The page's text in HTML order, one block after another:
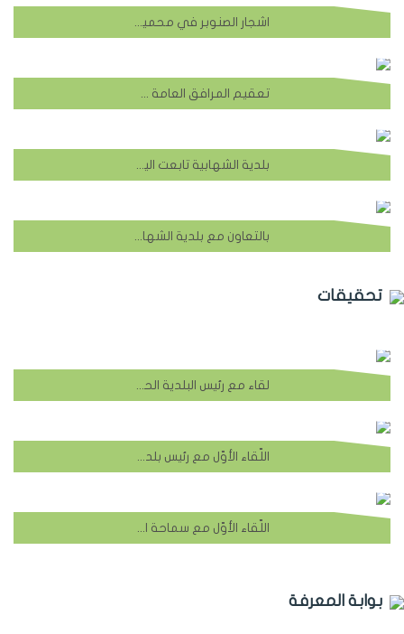
اشجار الصنوبر في محميات بلدة الشهابية
تعقيم المرافق العامة في البلدة
بلدية الشهابية تابعت اليوم حملة التعقيم
بالتعاون مع بلدية الشهابية عملت الفرق التطوعية في لهيئة الصحية الاسلامية على تعقييم بعض الاماكن
تحقيقات
لقاء مع رئيس البلدية الحاج علي ركين
اللّقاء الأوّل مع رئيس بلدية الشهابية السابق الحاج أديب سلمان
اللّقاء الأوّل مع سماحة العلّامة الشيخ علي العسيلي
بوابة المعرفة